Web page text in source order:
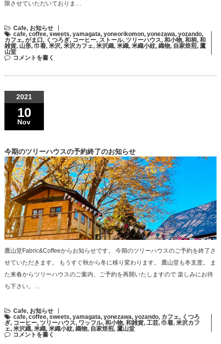
限させていただいておりま…
Cafe, お知らせ
cafe, coffee, sweets, yamagata, yoneorikomon, yonezawa, yozando,
カフェ, がま口, くつろぎ, コーヒー, ストール, ツリーハウス, 和小物, 和柄, 和
雑貨, 山形, 巾着, 米沢, 米沢カフェ, 米沢織, 米織, 米織小紋, 織物, 自家焙煎, 鷹
山堂
コメントを書く
2021
10
Nov
今期のツリーハウスの予約終了のお知らせ
鷹山堂Fabric&Coffeeからお知らせです。 今期のツリーハウスのご予約を終了さ
せていただきます。 もうすぐ秋から冬に移り変わります。 鷹山堂も冬支度。 ま
た来春からツリーハウスのご案内、ご予約を再開いたしますので 楽しみにお待
ち下さい。…
Cafe, お知らせ
cafe, coffee, sweets, yamagata, yonezawa, yozando, カフェ, くつろ
ぎ, コーヒー, ツリーハウス, ワッフル, 和小物, 和雑貨, 工芸, 巾着, 米沢カフ
ェ, 米沢織, 米織, 米織小紋, 織物, 自家焙煎, 鷹山堂
コメントを書く